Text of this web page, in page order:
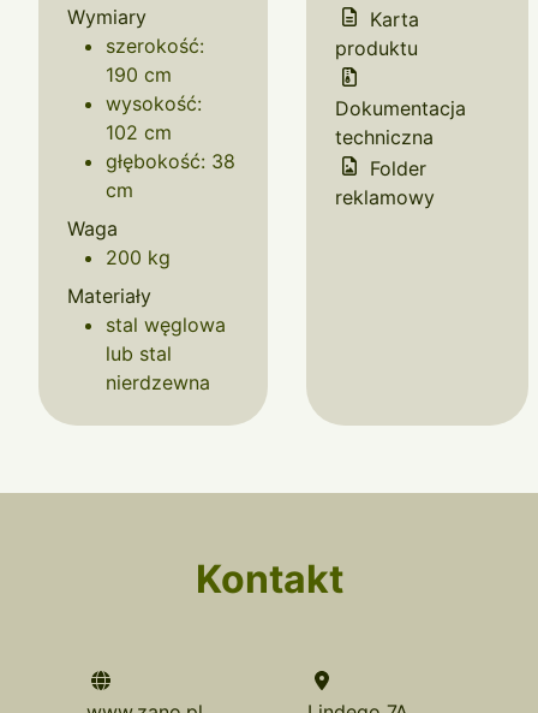
Wymiary
szerokość:
190 cm
wysokość:
102 cm
głębokość: 38
cm
Waga
200 kg
Materiały
stal węglowa
lub stal
nierdzewna
Karta
produktu
Dokumentacja
techniczna
Folder
reklamowy
Kontakt